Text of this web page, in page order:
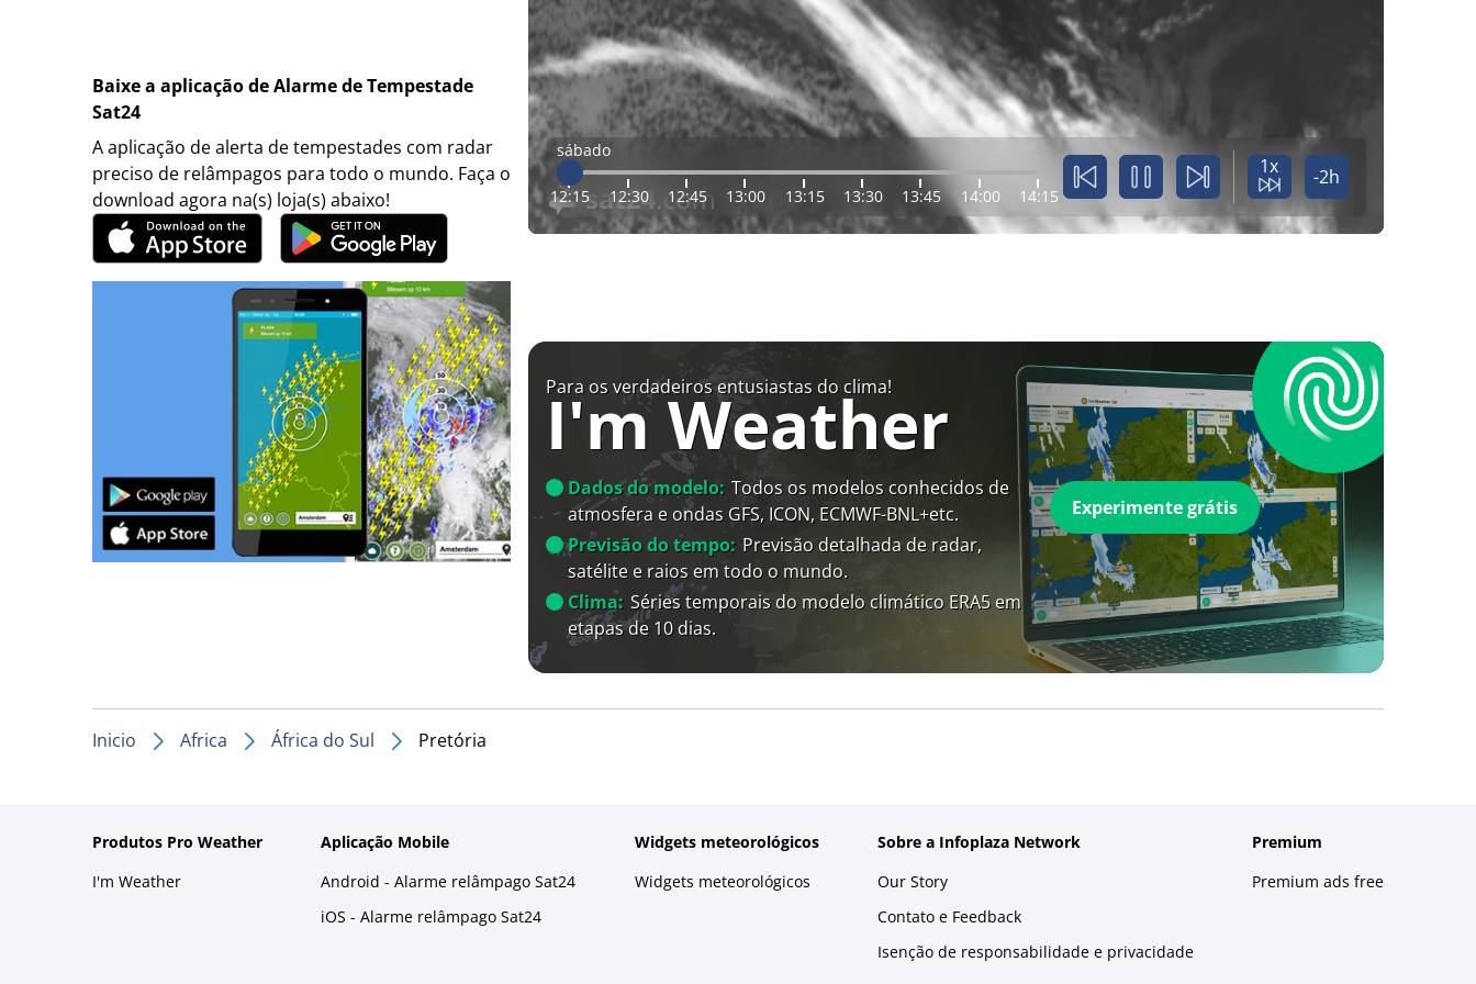
Baixe a aplicação de Alarme de Tempestade
Sat24
A aplicação de alerta de tempestades com radar
preciso de relâmpagos para todo o mundo. Faça o
download agora na(s) loja(s) abaixo!
sábado
12:15 12:30 12:45 13:00 13:15 13:30 13:45 14:00 14:15
1x -2h
Para os verdadeiros entusiastas do clima!
I'm Weather
Dados do modelo: Todos os modelos conhecidos de
atmosfera e ondas GFS, ICON, ECMWF-BNL+etc.
Previsão do tempo: Previsão detalhada de radar,
satélite e raios em todo o mundo.
Clima: Séries temporais do modelo climático ERA5 em
etapas de 10 dias.
Experimente grátis
Inicio Africa África do Sul Pretória
Produtos Pro Weather
I'm Weather
Aplicação Mobile
Android - Alarme relâmpago Sat24
iOS - Alarme relâmpago Sat24
Widgets meteorológicos
Widgets meteorológicos
Sobre a Infoplaza Network
Our Story
Contato e Feedback
Isenção de responsabilidade e privacidade
Premium
Premium ads free